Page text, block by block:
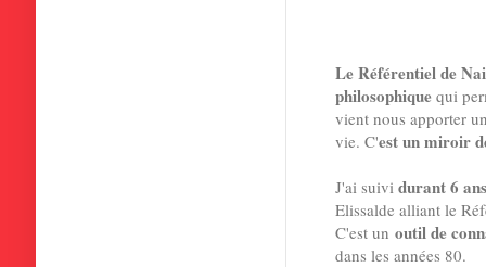
Le Référentiel de
philosophique qui
vient nous apporter
vie. C'est un miroir
J'ai suivi durant 6 ans
Elissalde alliant le
C'est un outil de
dans les années 80.